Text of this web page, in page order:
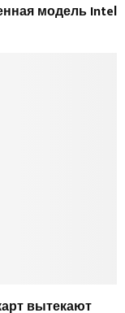
модель Intel
вытекают